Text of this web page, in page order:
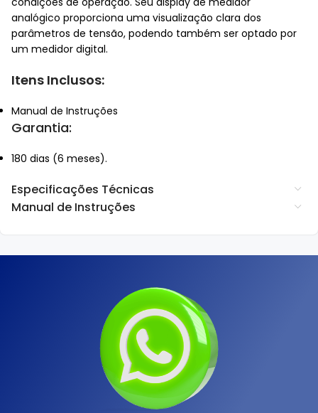
analógico proporciona uma visualização clara dos
parâmetros de tensão, podendo também ser optado por
um medidor digital.
Itens Inclusos:
Manual de Instruções
Garantia:
180 dias (6 meses).
Especificações Técnicas
Manual de Instruções